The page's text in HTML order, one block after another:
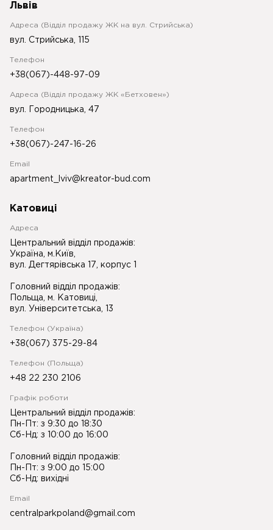
Львів
Адреса (Відділ продажу ЖК на вул. Стрийська)
вул. Стрийська, 115
Телефон
+38(067)-448-97-09
Адреса (Відділ продажу ЖК «Бетховен»)
вул. Городницька, 47
Телефон
+38(067)-247-16-26
Email
apartment_lviv@kreator-bud.com
Катовиці
Адреса
Центральний відділ продажів:
Україна, м.Київ,
вул. Дегтярівська 17, корпус 1
Головний відділ продажів:
Польща, м. Катовиці,
вул. Університетська, 13
Телефон (Україна)
+38(067) 375-29-84
Телефон (Польща)
+48 22 230 2106
Графік роботи
Центральний відділ продажів:
Пн-Пт: з 9:30 до 18:30
Сб-Нд: з 10:00 до 16:00
Головний відділ продажів:
Пн-Пт: з 9:00 до 15:00
Сб-Нд: вихідні
Email
centralparkpoland@gmail.com